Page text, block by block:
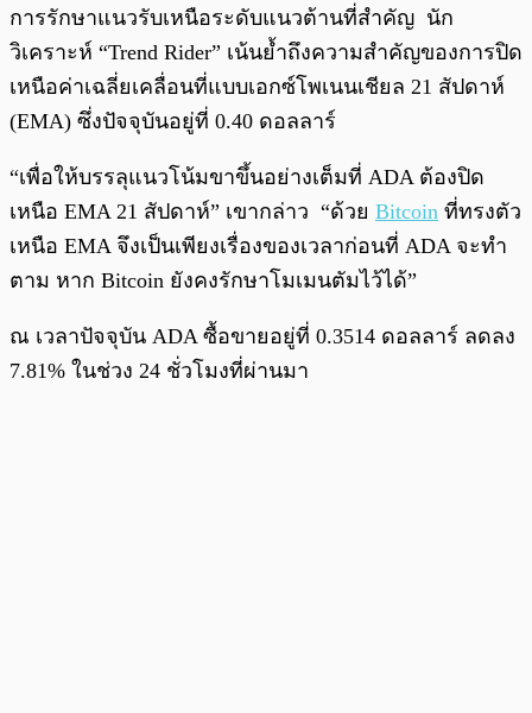
การรักษาแนวรับเหนือระดับแนวต้านที่สำคัญ นัก
วิเคราะห์ “Trend Rider” เน้นย้ำถึงความสำคัญของการปิด
เหนือค่าเฉลี่ยเคลื่อนที่แบบเอกซ์โพเนนเชียล 21 สัปดาห์
(EMA) ซึ่งปัจจุบันอยู่ที่ 0.40 ดอลลาร์
“เพื่อให้บรรลุแนวโน้มขาขึ้นอย่างเต็มที่ ADA ต้องปิด
เหนือ EMA 21 สัปดาห์” เขากล่าว “ด้วย Bitcoin ที่ทรงตัว
เหนือ EMA จึงเป็นเพียงเรื่องของเวลาก่อนที่ ADA จะทำ
ตาม หาก Bitcoin ยังคงรักษาโมเมนตัมไว้ได้”
ณ เวลาปัจจุบัน ADA ซื้อขายอยู่ที่ 0.3514 ดอลลาร์ ลดลง
7.81% ในช่วง 24 ชั่วโมงที่ผ่านมา